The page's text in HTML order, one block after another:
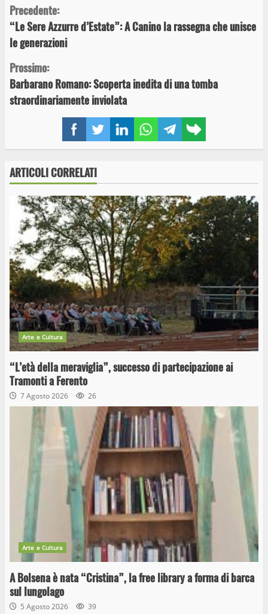
FacebookTwitterLinkedInWhatsAppTelegram
link
Continue
Reading
Precedente:
“Le Sere Azzurre d’Estate”: A Canino la rassegna che unisce
le generazioni
Prossimo:
Barbarano Romano: Scoperta inedita di una tomba
straordinariamente inviolata
ARTICOLI CORRELATI
Arte e Cultura
“L’età della meraviglia”, successo di partecipazione ai
Tramonti a Ferento
7 Agosto 2026 26
Arte e Cultura
A Bolsena è nata “Cristina”, la free library a forma di barca
sul lungolago
5 Agosto 2026 39